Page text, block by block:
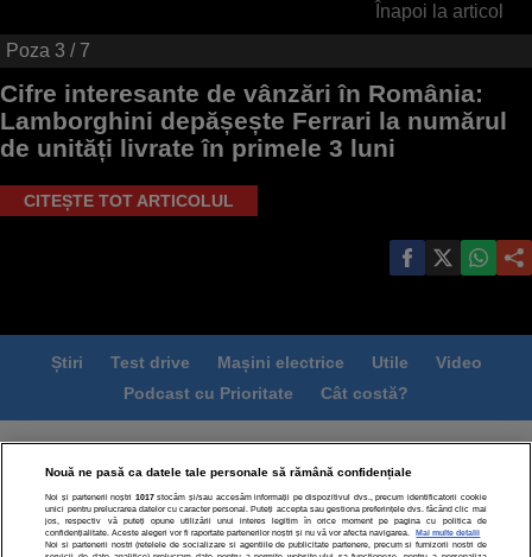
Înapoi la articol
Poza 3 / 7
Cifre interesante de vânzări în România:
Lamborghini depășește Ferrari la numărul
de unități livrate în primele 3 luni
CITEȘTE TOT ARTICOLUL
Știri Test drive Mașini electrice Utile
Video
Podcast cu Prioritate
Cât costă?
Termeni si conditii
Politica de confidentialitate
Politica de cookies
Echipa editorială
Contact
Modifică Setările
Nouă ne pasă ca datele tale personale să rămână confidențiale
Noi și partenerii noștri 1017stocăm și/sau accesăm informații pe dispozitivul dvs., precum identificatorii cookie
unici pentru prelucrarea datelor cu caracter personal. Puteți accepta sau gestiona preferințele dvs. făcând clic mai
jos, respectiv vă puteți opune utilizării unui interes legitim în orice moment pe pagina cu politica de
confidențialitate. Aceste alegeri vor fi raportate partenerilor noștri și nu vă vor afecta navigarea.
Mai multe detalii
Noi si partenerii nostri (retelele de socializare si agentiile de publicitate partenere, precum si furnizorii nostri de